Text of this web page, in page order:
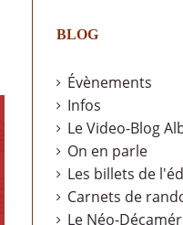
BLOG
Évènements
Infos
Le Video-Blog
On en parle
Les billets de
Carnets de
Le Néo-